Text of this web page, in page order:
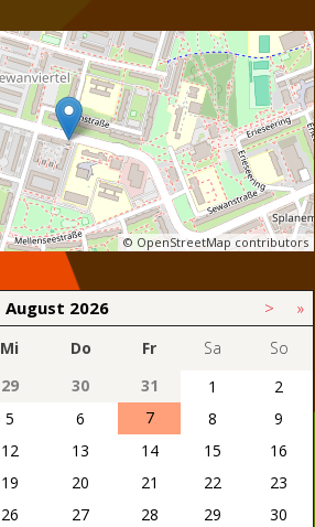
© OpenStreetMap contributors
August 2026 > »
Mi Do Fr Sa
So
29 30 31 1
2
5 6 7 8
9
12 13 14 15
16
19 20 21 22
23
26 27 28 29
30